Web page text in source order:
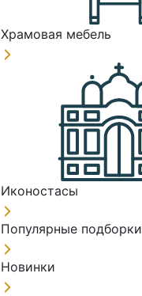
Храмовая мебель
Иконостасы
Популярные подборки
Новинки